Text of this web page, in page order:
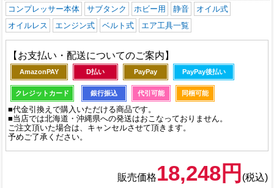
コンプレッサー本体
サブタンク ホビー用 静音
オイル式
オイルレス
エンジン式 ベルト式 エア工具一覧
【お支払い・配送についてのご案内】
AmazonPAY D払い PayPay PayPay後払い
クレジットカード 銀行振込 代引可能 同梱可能
■代金引換えで購入いただける商品です。
■当店では北海道・沖縄県への発送はおこなっておりません。
ご注文頂いた場合は、キャンセルさせて頂きます。
予めご了承ください。
販売価格18,248円 (税込)